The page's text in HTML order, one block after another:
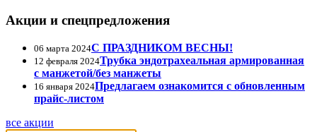
Акции и спецпредложения
06 марта 2024С ПРАЗДНИКОМ ВЕСНЫ!
12 февраля 2024Трубка эндотрахеальная армированная
с манжетой/без манжеты
16 января 2024Предлагаем ознакомится с обновленным
прайс-листом
все акции